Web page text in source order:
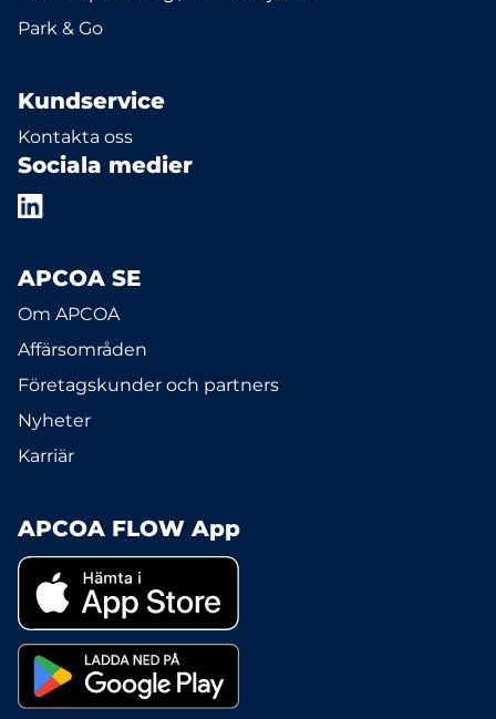
Park & Go
Kundservice
Kontakta oss
Sociala medier
APCOA SE
Om APCOA
Affärsområden
Företagskunder och partners
Nyheter
Karriär
APCOA FLOW App